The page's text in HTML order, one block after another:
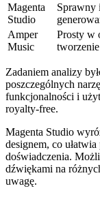
Magenta
Studio
Sprawny
Amper
Music
Prosty w
Zadaniem analizy
poszczególnych
funkcjonalności i
royalty-free.
Magenta Studio
designem, co
doświadczenia.
dźwiękami na
uwagę.